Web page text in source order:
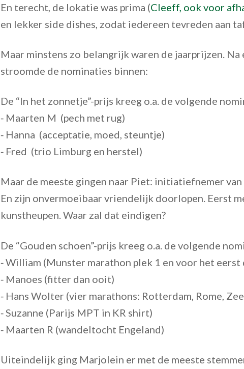
En terecht, de lokatie was prima (Cleeff, ook voor
en lekker side dishes, zodat iedereen tevreden aan
Maar minstens zo belangrijk waren de jaarprijzen.
stroomde de nominaties binnen:
De “In het zonnetje”-prijs kreeg o.a. de volgende
⁃ Maarten M (pech met rug)
⁃ Hanna (acceptatie, moed, steuntje)
⁃ Fred (trio Limburg en herstel)
Maar de meeste gingen naar Piet: initiatiefnemer
En zijn onvermoeibaar vriendelijk doorlopen. Eerst
kunstheupen. Waar zal dat eindigen?
De “Gouden schoen”-prijs kreeg o.a. de volgende
⁃ William (Munster marathon plek 1 en voor het eerst
⁃ Manoes (fitter dan ooit)
⁃ Hans Wolter (vier marathons: Rotterdam, Rome,
⁃ Suzanne (Parijs MPT in KR shirt)
⁃ Maarten R (wandeltocht Engeland)
Uiteindelijk ging Marjolein er met de meeste